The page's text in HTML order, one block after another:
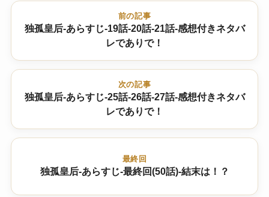
前の記事
独孤皇后-あらすじ-19話-20話-21話-感想付きネタバ
レでありで！
次の記事
独孤皇后-あらすじ-25話-26話-27話-感想付きネタバ
レでありで！
最終回
独孤皇后-あらすじ-最終回(50話)-結末は！？